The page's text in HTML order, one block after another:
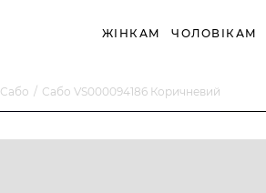
ЖІНКАМ ЧОЛОВІКАМ
Сабо Сабо VS000094186 Коричневий